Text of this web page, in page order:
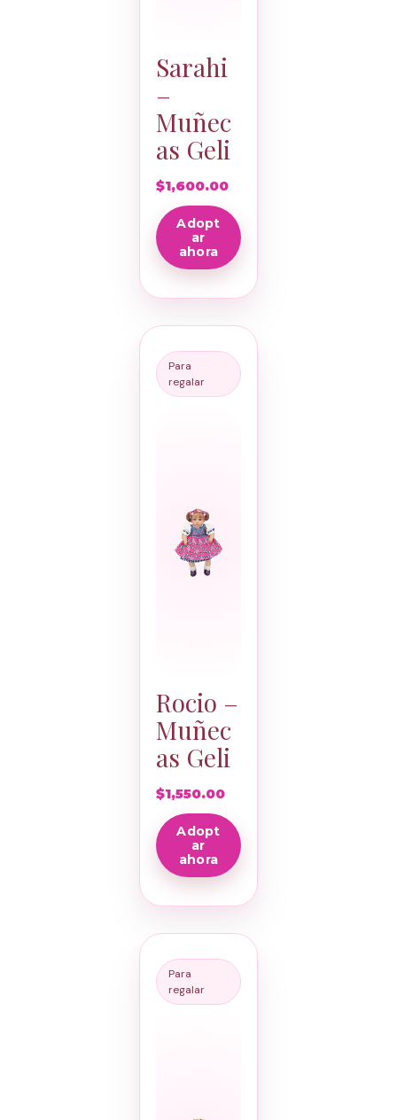
Sarahi
–
Muñec
as Geli
$1,600.00
Adopt
ar
ahora
Para
regalar
Rocio –
Muñec
as Geli
$1,550.00
Adopt
ar
ahora
Para
regalar